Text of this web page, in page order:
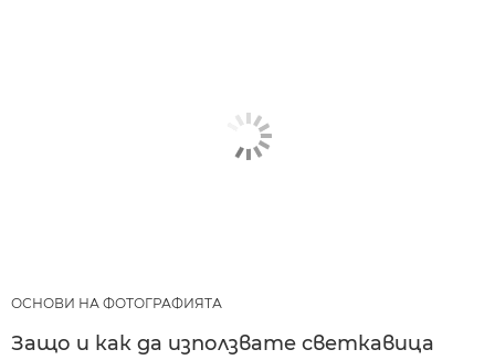
ОСНОВИ НА ФОТОГРАФИЯТА
Защо и как да използвате светкавица